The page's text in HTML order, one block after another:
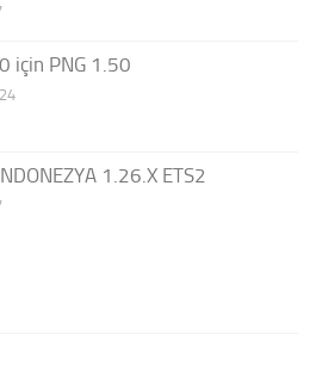
için PNG 1.50
1.26.X ETS2